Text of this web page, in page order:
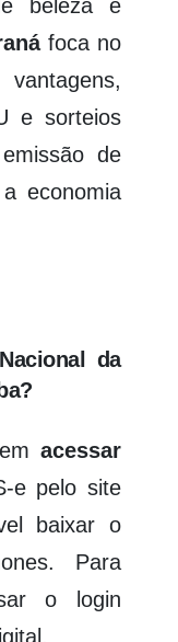
beleza e
foca no
e sorteios
de
economia
da
acessar
e pelo site
baixar o
Para
o login